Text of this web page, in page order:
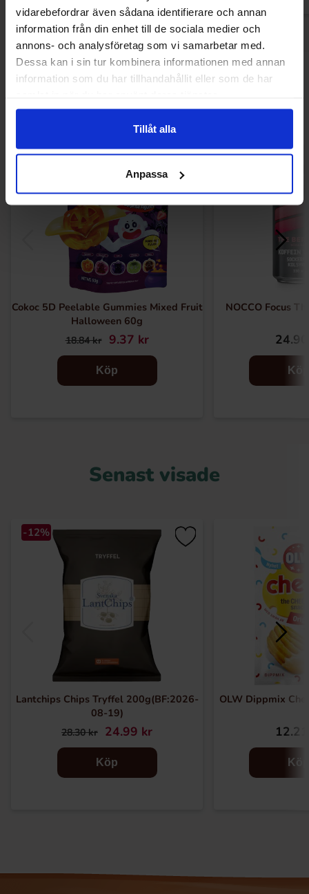
vidarebefordrar även sådana identifierare och annan
information från din enhet till de sociala medier och
annons- och analysföretag som vi samarbetar med.
Dessa kan i sin tur kombinera informationen med annan
information som du har tillhandahållit eller som de har
Tillåt alla
Anpassa
Andra gillade
Cokoc 5D Peelable Gummies Mixed Fruit
Halloween 60g
18.84 kr 9.37 kr
Köp
NOCCO Focus
Köp
Senast visade
-12%
Lantchips Chips Tryffel 200g(BF:2026-
08-19)
28.30 kr 24.99 kr
Köp
OLW Dippmix
Köp